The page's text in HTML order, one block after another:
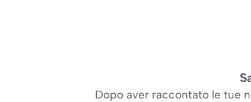
Dopo aver raccontato le tue